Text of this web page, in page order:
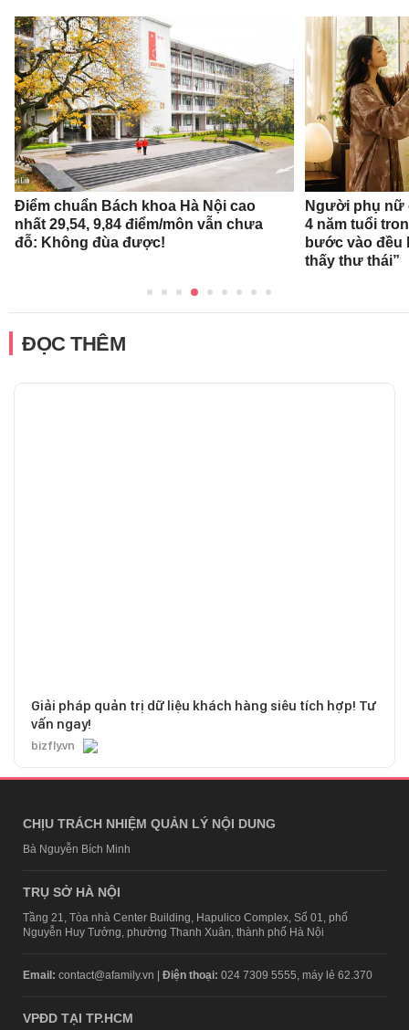
Điểm chuẩn Bách khoa Hà Nội cao
nhất 29,54, 9,84 điểm/môn vẫn chưa
đỗ: Không đùa được!
Người phụ nữ
4 năm tuổi
bước vào đều
thấy thư thái”
ĐỌC THÊM
Giải pháp quản trị dữ liệu khách hàng siêu tích hợp! Tư
vấn ngay!
bizfly.vn
CHỊU TRÁCH NHIỆM QUẢN LÝ NỘI DUNG
Bà Nguyễn Bích Minh
TRỤ SỞ HÀ NỘI
Tầng 21, Tòa nhà Center Building, Hapulico Complex, Số 01, phố
Nguyễn Huy Tưởng, phường Thanh Xuân, thành phố Hà Nội
Email: contact@afamily.vn | Điện thoại: 024 7309 5555, máy lẻ 62.370
VPĐD TẠI TP.HCM